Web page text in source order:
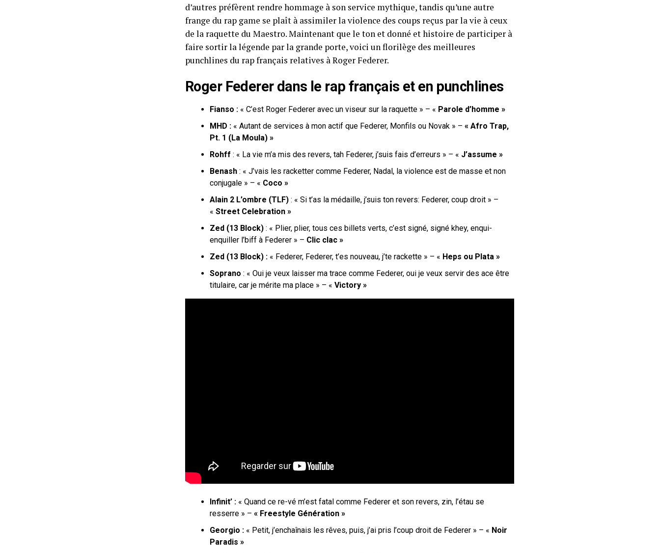
d’autres préfèrent rendre hommage à son service mythique, tandis qu’une autre
frange du rap game se plaît à assimiler la violence des coups reçus par la vie à ceux
de la raquette du Maestro. Maintenant que le ton et donné et histoire de participer à
faire sortir la légende par la grande porte, voici un florilège des meilleures
punchlines du rap français relatives à Roger Federer.
Roger Federer dans le rap français et en punchlines
Fianso : « C’est Roger Federer avec un viseur sur la raquette » – « Parole d’homme »
MHD : « Autant de services à mon actif que Federer, Monfils ou Novak » – « Afro Trap,
Pt. 1 (La Moula) »
Rohff : « La vie m’a mis des revers, tah Federer, j’suis fais d’erreurs » – « J’assume »
Benash : « J’vais les racketter comme Federer, Nadal, la violence est de masse et non
conjugale » – « Coco »
Alain 2 L’ombre (TLF) : « Si t’as la médaille, j’suis ton revers: Federer, coup droit » –
« Street Celebration »
Zed (13 Block) : « Plier, plier, tous ces billets verts, c’est signé, signé khey, enqui-
enquiller l’biff à Federer » – Clic clac »
Zed (13 Block) : « Federer, Federer, t’es nouveau, j’tе rackette » – « Heps ou Plata »
Soprano : « Oui je veux laisser ma trace comme Federer, oui je veux servir des ace être
titulaire, car je mérite ma place » – « Victory »
Infinit’ : « Quand ce re-vé m’est fatal comme Federer et son revers, zin, l’étau se
resserre » – « Freestyle Génération »
Georgio : « Petit, j’enchaînais les rêves, puis, j’ai pris l’coup droit de Federer » – « Noir
Paradis »